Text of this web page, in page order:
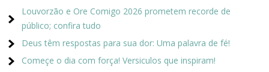
Louvorzão e Ore Comigo 2026 prometem recorde de
público; confira tudo
Deus têm respostas para sua dor: Uma palavra de fé!
Começe o dia com força! Versiculos que inspiram!